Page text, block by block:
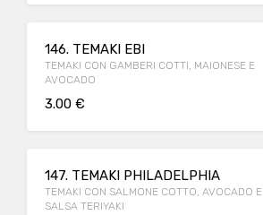
146. TEMAKI EBI
TEMAKI CON GAMBERI COTTI, MAIONESE E
AVOCADO
3.00 €
147. TEMAKI PHILADELPHIA
TEMAKI CON SALMONE COTTO, AVOCADO E
SALSA TERIYAKI